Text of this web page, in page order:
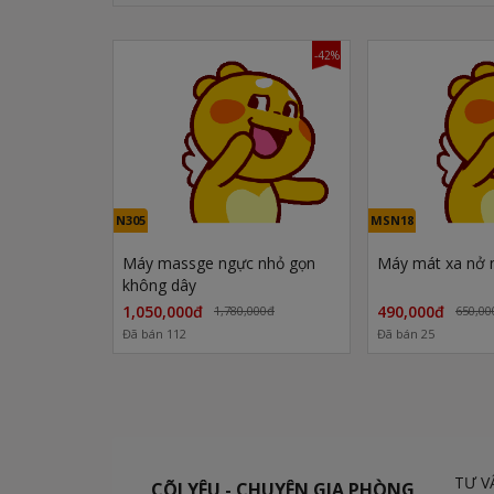
-42%
N305
Máy massge ngực nhỏ gọn
không dây
1,050,000đ
1,780,000đ
Đã bán 112
MSN18
Máy mát xa nở
490,000đ
Đã bán 25
CÕI YÊU - CHUYÊN GIA PHÒNG TƯ